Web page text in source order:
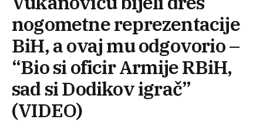
nogometne reprezentacije
BiH, a ovaj mu odgovorio –
“Bio si oficir Armije RBiH,
sad si Dodikov igrač”
(VIDEO)